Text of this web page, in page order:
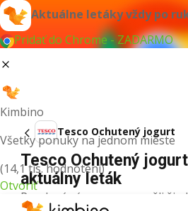
Aktuálne letáky vždy po
Pridať do Chrome - ZADARMO
Kimbino
Všetky ponuky na jednom mieste
(14,1 tis. hodnotení)
Otvoriť
Tesco Ochutený jogurt
Tesco Ochutený
aktuálny leták
Pre daný výraz sme nenašli